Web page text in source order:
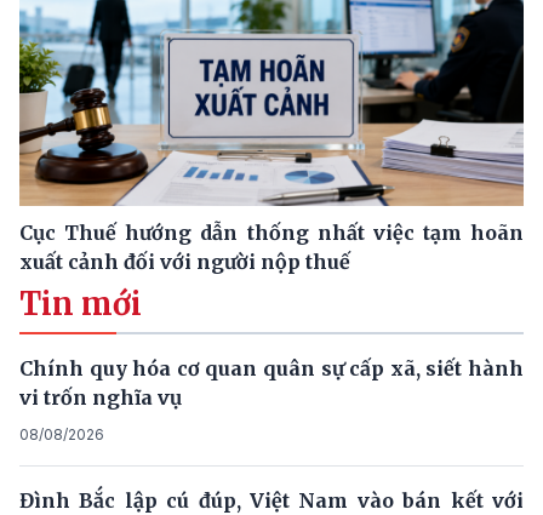
Cục Thuế hướng dẫn thống nhất việc tạm hoãn
xuất cảnh đối với người nộp thuế
Tin mới
Chính quy hóa cơ quan quân sự cấp xã, siết hành
vi trốn nghĩa vụ
08/08/2026
Đình Bắc lập cú đúp, Việt Nam vào bán kết với